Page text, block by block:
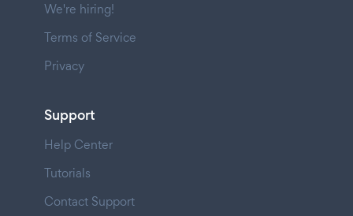
We're hiring!
Terms of Service
Privacy
Support
Help Center
Tutorials
Contact Support